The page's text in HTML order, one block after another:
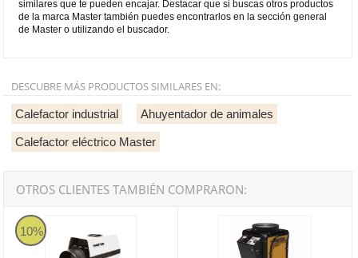
similares que te pueden encajar. Destacar que si buscas otros productos
de la marca Master también puedes encontrarlos en la sección general
de Master o utilizando el buscador.
DESCUBRE MÁS PRODUCTOS SIMILARES EN:
Calefactor industrial Ahuyentador de animales
Calefactor eléctrico Master
OTROS CLIENTES TAMBIÉN COMPRARON:
10%
Master EKO 18 - Calentador eléctrico para control de plagas de